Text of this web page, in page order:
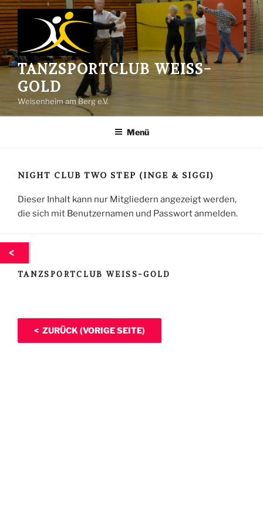
Zum
Inhalt
springen
TANZSPORTCLUB WEISS-G
OLD
Weisenheim am Berg e.V.
Menü
NIGHT CLUB TWO STEP (INGE & SIGGI)
Dieser Inhalt kann nur Mitgliedern angezeigt werden,
die sich mit Benutzernamen und Passwort anmelden.
TANZSPORTCLUB WEISS-GOLD